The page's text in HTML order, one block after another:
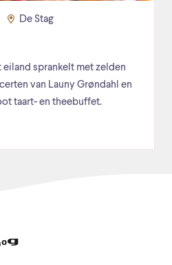
De Stag
eiland sprankelt met zelden
van Launy Grøndahl en
taart- en theebuffet.